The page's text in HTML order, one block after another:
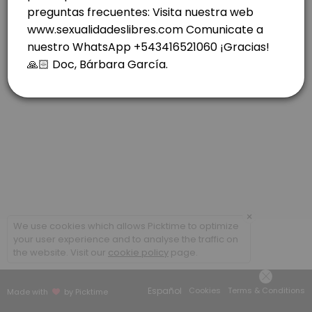
ROSARIO: RIOJA 1037- C. FINA MIERCOLES.
others · 40 min · ARS70000.0
CABA- COLEGIALES- LUNES
others · 30 min · ARS70000.0
Made with by Picktime Español Cookies Terms & Conditions
×
We use cookies which allows Picktime to optimize
your user experience and to analyse the traffic on
the website. Visit our cookie policy page.